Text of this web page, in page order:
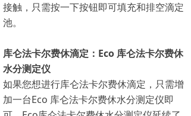
接触，只需按一下按钮即可填充和排空滴定
池。
库仑法卡尔费休滴定：Eco 库仑法卡尔费休
水分测定仪
如果您想进行库仑法卡尔费休滴定，只需增
加一台Eco 库仑法卡尔费休水分测定仪即